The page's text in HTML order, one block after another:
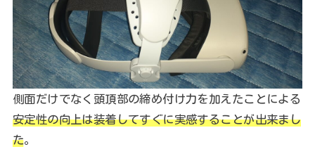
側面だけでなく頭頂部の締め付け力を加えたことによる
安定性の向上は装着してすぐに実感することが出来まし
た。